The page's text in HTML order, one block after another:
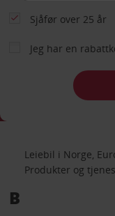
Sjåfør over 25 år
Jeg har en
Leiebil i Norge,
Produkter og
B